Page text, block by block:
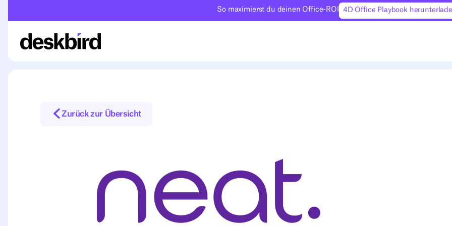
So maximierst du deinen Office-ROI 4D Office Playbook
Zurück zur Übersicht